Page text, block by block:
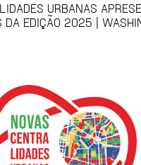
URBANAS
DA EDIÇÃO 2025 |